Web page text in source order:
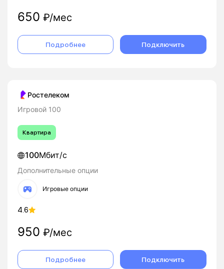
650 ₽/мес
Подробнее Подключить
Ростелеком
Игровой 100
Квартира
100Мбит/с
Дополнительные опции
Игровые опции
4.6
950 ₽/мес
Подробнее Подключить